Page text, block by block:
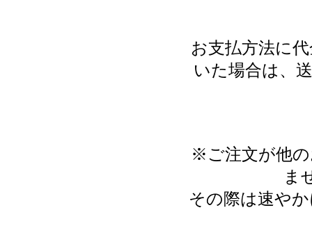
お支払方法に
いた場合は、
※ご注文が他の
ま
その際は速や